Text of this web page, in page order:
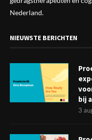
Nederland.
NIEUWSTE BERICHTEN
bij
3